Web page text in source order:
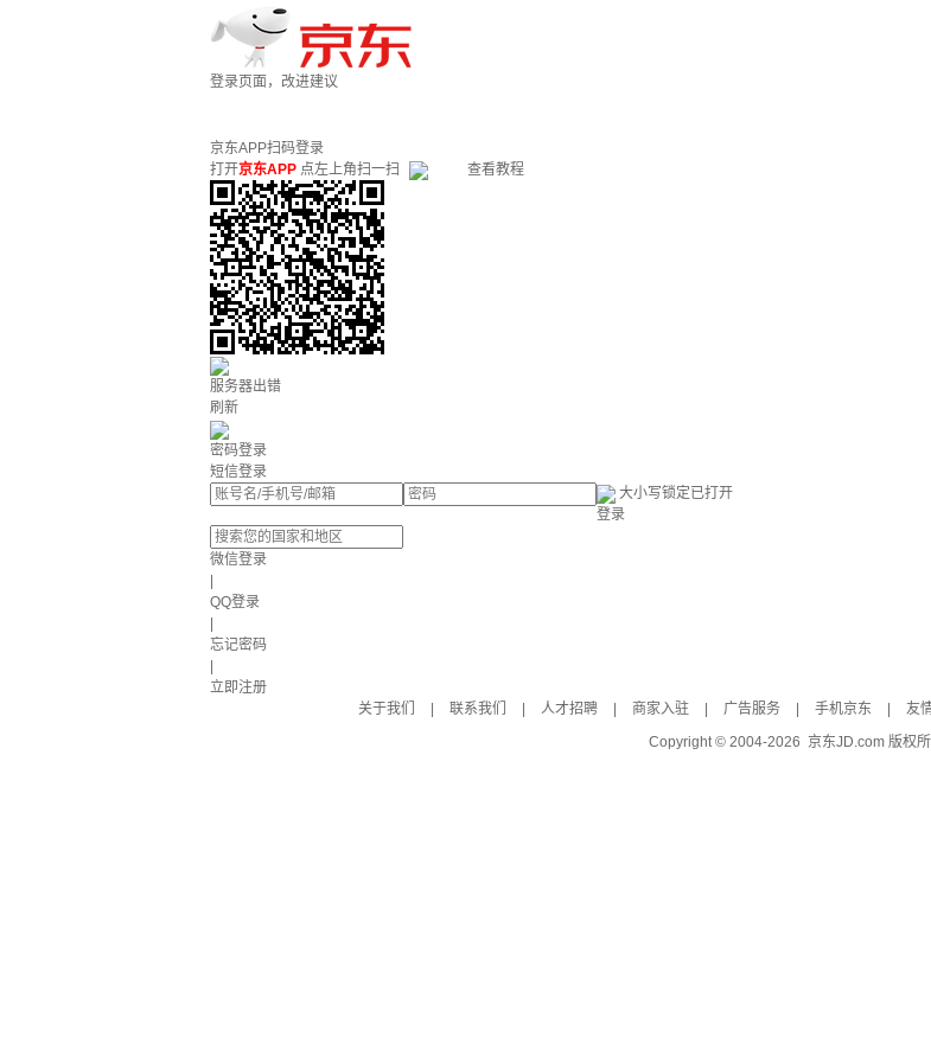
登录页面，改进建议
京东APP扫码登录
打开京东APP 点左上角扫一扫 查看教程
服务器出错
刷新
密码登录
短信登录
大小写锁定已打开
登录
微信登录
QQ登录
忘记密码
立即注册
关于我们
联系我们 人才招聘 商家入驻 广告服务 手机京东 友
Copyright © 2004-2026 京东JD.com 版权